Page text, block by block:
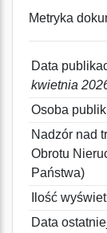
Metryka
Data
kwietnia
Osoba
Nadzór nad
Obrotu
Państwa)
Ilość
Data